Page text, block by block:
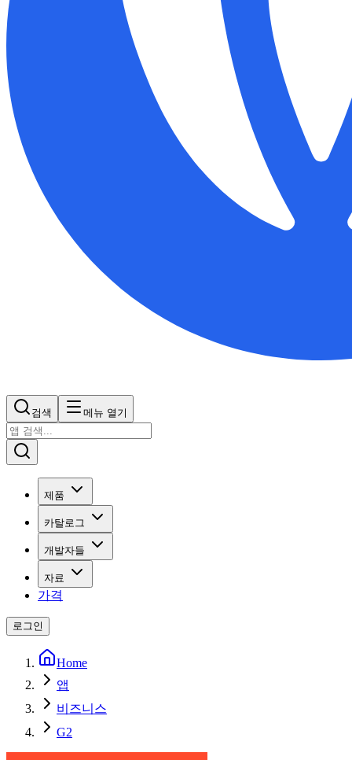
검색 메뉴 열기
제품
카탈로그
개발자들
자료
가격
로그인
Home
앱
비즈니스
G2